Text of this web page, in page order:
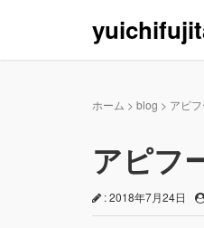
ホーム > blog > アピ
アピフ
: 2018年7月24日